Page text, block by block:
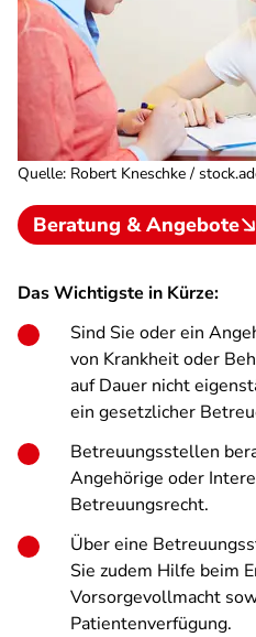
Quelle: Robert Kneschke /
Beratung & Angebote
Das Wichtigste in Kürze:
Sind Sie oder ein
von Krankheit oder
auf Dauer nicht
ein gesetzlicher
Betreuungsstellen
Angehörige oder
Betreuungsrecht.
Über eine
Sie zudem Hilfe beim
Vorsorgevollmacht
Patientenverfügung.